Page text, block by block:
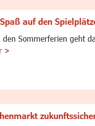
auf den
den Sommerferien geht
>